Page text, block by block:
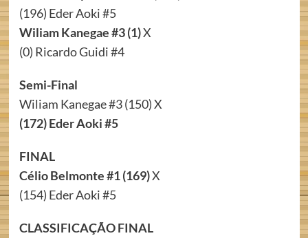
(196) Eder Aoki #5
Wiliam Kanegae #3 (1)X
(0) Ricardo Guidi #4
Semi-Final
Wiliam Kanegae #3 (150) X
(172) Eder Aoki #5
FINAL
Célio Belmonte #1 (169)X
(154) Eder Aoki #5
CLASSIFICAÇÃO FINAL